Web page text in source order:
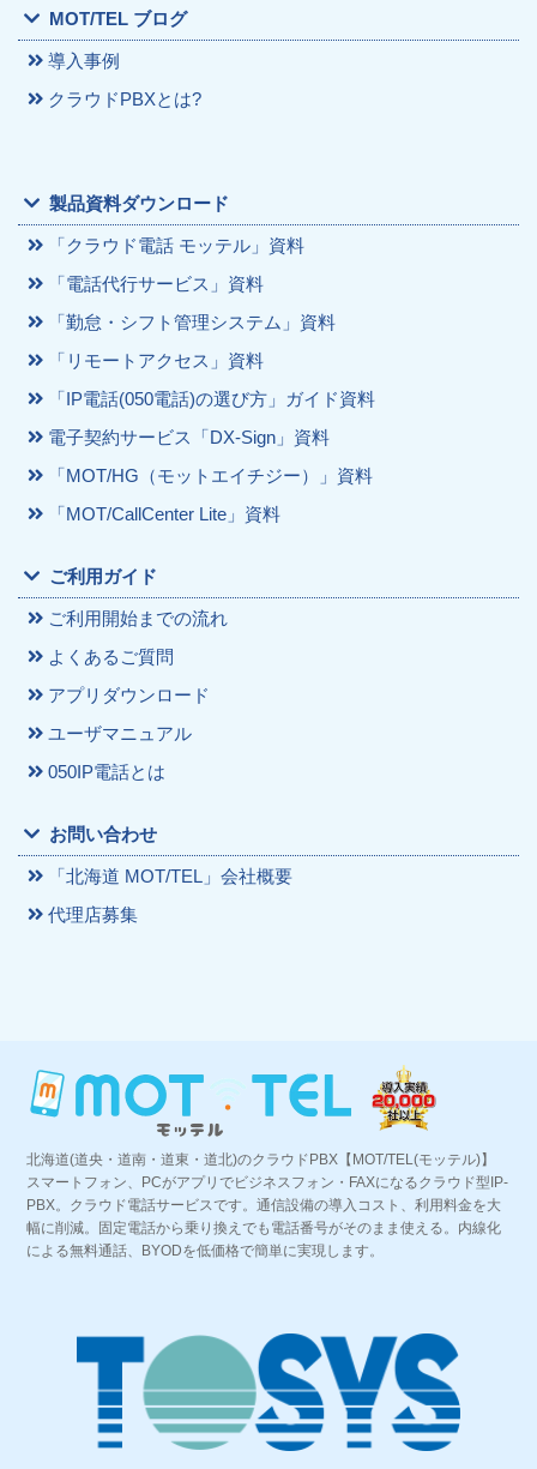
MOT/TEL ブログ
導入事例
クラウドPBXとは?
製品資料ダウンロード
「クラウド電話 モッテル」資料
「電話代行サービス」資料
「勤怠・シフト管理システム」資料
「リモートアクセス」資料
「IP電話(050電話)の選び方」ガイド資料
電子契約サービス「DX-Sign」資料
「MOT/HG（モットエイチジー）」資料
「MOT/CallCenter Lite」資料
ご利用ガイド
ご利用開始までの流れ
よくあるご質問
アプリダウンロード
ユーザマニュアル
050IP電話とは
お問い合わせ
「北海道 MOT/TEL」会社概要
代理店募集
北海道(道央・道南・道東・道北)のクラウドPBX【MOT/TEL(モッテル)】
スマートフォン、PCがアプリでビジネスフォン・FAXになるクラウド型IP-
PBX。クラウド電話サービスです。通信設備の導入コスト、利用料金を大
幅に削減。固定電話から乗り換えでも電話番号がそのまま使える。内線化
による無料通話、BYODを低価格で簡単に実現します。